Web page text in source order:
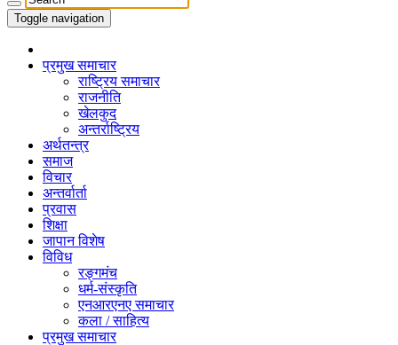
Toggle navigation
प्रमुख समाचार
राष्ट्रिय समाचार
राजनीति
खेलकुद
अन्तर्राष्ट्रिय
अर्थतन्त्र
समाज
विचार
अन्तर्वार्ता
प्रवास
शिक्षा
जापान विशेष
विविध
रङ्गमंच
धर्म-संस्कृति
एनआरएनए समाचार
कला / साहित्य
प्रमुख समाचार